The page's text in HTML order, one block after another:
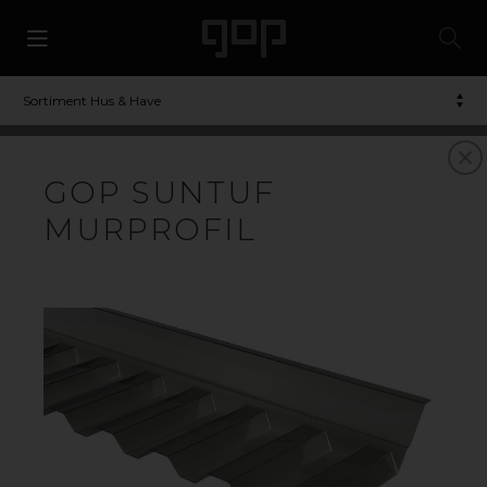
Sortiment Hus & Have
GOP SUNTUF
MURPROFIL
TRAPETSTAG, DER
KOMBINERER LYS,
Trapetstag & korrugeret plast